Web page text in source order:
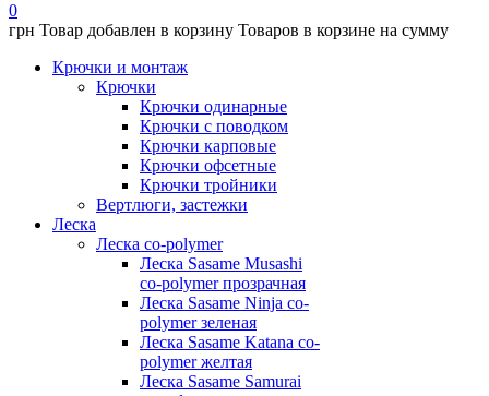
0
грн Товар добавлен в корзину Товаров в корзине на сумму
Крючки и монтаж
Крючки
Крючки одинарные
Крючки с поводком
Крючки карповые
Крючки офсетные
Крючки тройники
Вертлюги, застежки
Леска
Леска co-polymer
Леска Sasame Musashi
co-polymer прозрачная
Леска Sasame Ninja co-
polymer зеленая
Леска Sasame Katana co-
polymer желтая
Леска Sasame Samurai